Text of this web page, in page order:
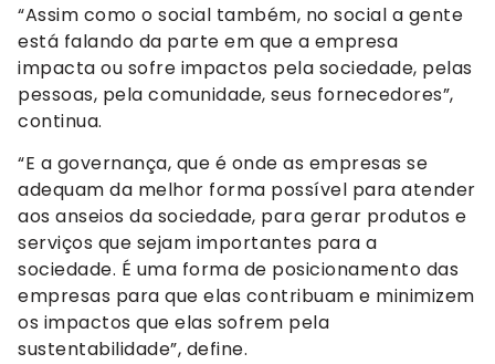
“Assim como o social também, no social a gente
está falando da parte em que a empresa
impacta ou sofre impactos pela sociedade, pelas
pessoas, pela comunidade, seus fornecedores”,
continua.
“E a governança, que é onde as empresas se
adequam da melhor forma possível para atender
aos anseios da sociedade, para gerar produtos e
serviços que sejam importantes para a
sociedade. É uma forma de posicionamento das
empresas para que elas contribuam e minimizem
os impactos que elas sofrem pela
sustentabilidade”, define.